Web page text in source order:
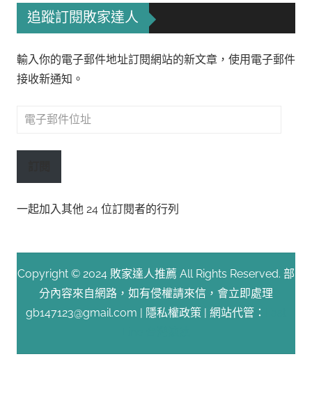
追蹤訂閱敗家達人
輸入你的電子郵件地址訂閱網站的新文章，使用電子郵件
接收新通知。
電
郵
址
一起加入其他 24 位訂閱者的行列
Copyright © 2024 敗家達人推薦 All Rights Reserved. 部
分內容來自網路，如有侵權請來信，會立即處理
gb147123@gmail.com |
隱私權政策 | 網站代管：